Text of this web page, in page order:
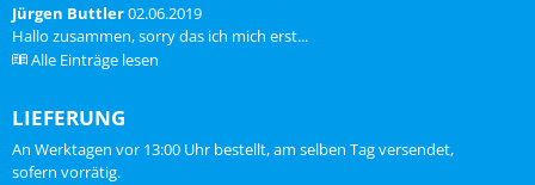
Jürgen Buttler02.06.2019
Hallo zusammen, sorry das ich mich erst...
Alle Einträge lesen
LIEFERUNG
An Werktagen vor 13:00 Uhr bestellt, am selben Tag versendet,
sofern vorrätig.